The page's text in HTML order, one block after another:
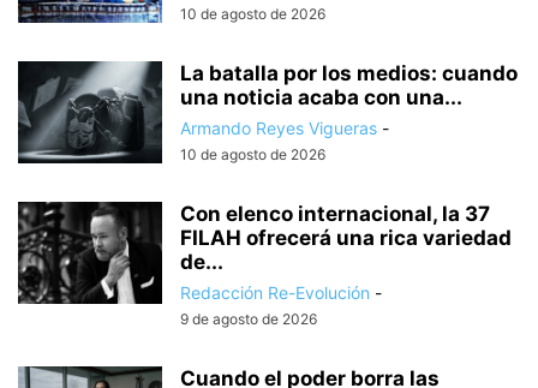
10 de agosto de 2026
La batalla por los medios: cuando
una noticia acaba con una...
Armando Reyes Vigueras -
10 de agosto de 2026
Con elenco internacional, la 37
FILAH ofrecerá una rica variedad
de...
Redacción Re-Evolución -
9 de agosto de 2026
Cuando el poder borra las